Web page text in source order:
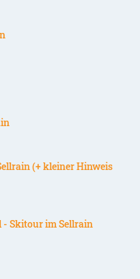
(+ kleiner Hinweis
- Skitour im Sellrain